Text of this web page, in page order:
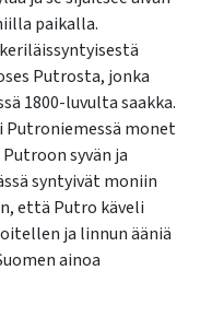
paikalla.
Putrosta, jonka
1800-luvulta saakka.
Putroniemessä monet
syvän ja
syntyivät moniin
että Putro käveli
ja linnun ääniä
ainoa